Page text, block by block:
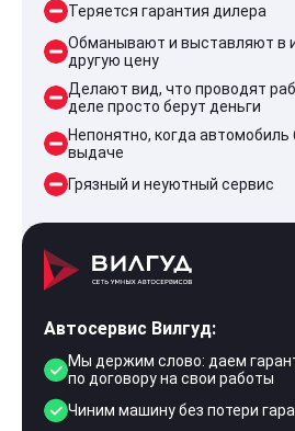
Теряется гарантия дилера
Обманывают и выставляют в
другую цену
Делают вид, что проводят
деле просто берут деньги
Непонятно, когда автомобиль
выдаче
Грязный и неуютный сервис
Автосервис Вилгуд:
Мы держим слово: даем
по договору на свои работы
Чиним машину без потери